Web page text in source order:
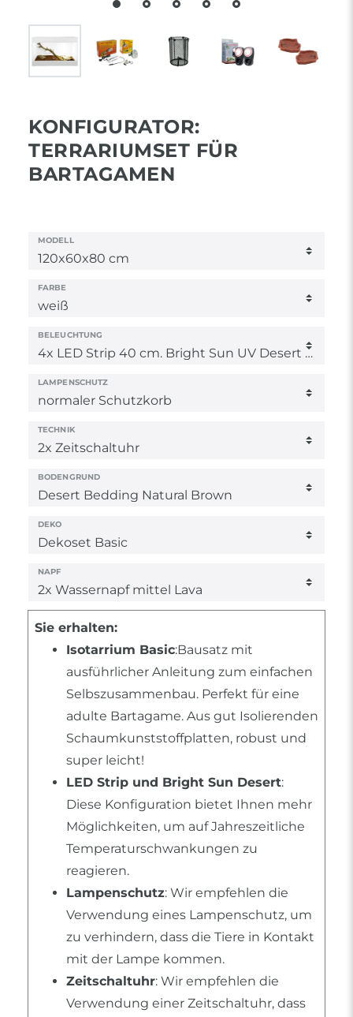
KONFIGURATOR:
TERRARIUMSET FÜR
BARTAGAMEN
MODELL
FARBE
BELEUCHTUNG
LAMPENSCHUTZ
TECHNIK
BODENGRUND
DEKO
NAPF
Sie erhalten:
Isotarrium Basic:Bausatz mit
ausführlicher Anleitung zum einfachen
Selbszusammenbau. Perfekt für eine
adulte Bartagame. Aus gut Isolierenden
Schaumkunststoffplatten, robust und
super leicht!
LED Strip und Bright Sun Desert:
Diese Konfiguration bietet Ihnen mehr
Möglichkeiten, um auf Jahreszeitliche
Temperaturschwankungen zu
reagieren.
Lampenschutz: Wir empfehlen die
Verwendung eines Lampenschutz, um
zu verhindern, dass die Tiere in Kontakt
mit der Lampe kommen.
Zeitschaltuhr: Wir empfehlen die
Verwendung einer Zeitschaltuhr, dass